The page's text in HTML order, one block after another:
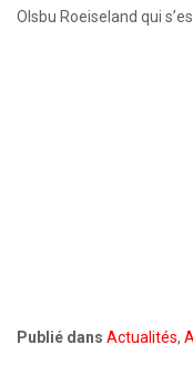
Olsbu Roeiseland qui
Publié dans Actualités,